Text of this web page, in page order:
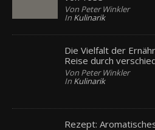
Von Peter Winkler
In Kulinarik
Die Vielfalt der
Reise durch
Von Peter Winkler
In Kulinarik
Rezept: